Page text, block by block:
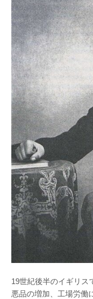
19世紀後半のイギリス
悪品の増加、工場労働